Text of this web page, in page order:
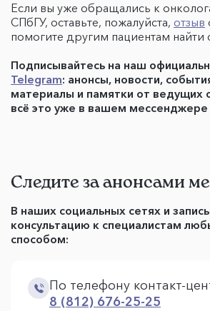
Если вы уже обращались к
СПбГУ, оставьте, пожалуйста, отзыв
помогите другим пациентам найти
Подписывайтесь на наш
Telegram: анонсы, новости,
материалы и памятки от ведущих
всё это уже в вашем мессенджере
Следите за анонсами
В наших социальных сетях и
консультацию к специалистам
способом:
По телефону контакт-
8 (812) 676-25-25